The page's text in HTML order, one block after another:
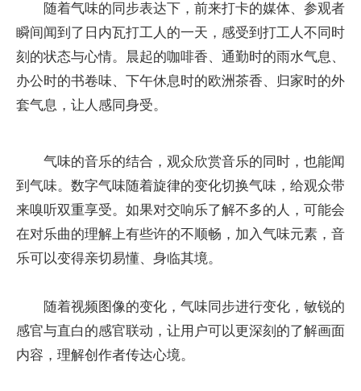
随着气味的同步表达下，前来打卡的媒体、参观者
瞬间闻到了日内瓦打工人的一天，感受到打工人不同时
刻的状态与心情。晨起的咖啡香、通勤时的雨水气息、
办公时的书卷味、下午休息时的欧洲茶香、归家时的外
套气息，让人感同身受。
气味的音乐的结合，观众欣赏音乐的同时，也能闻
到气味。数字气味随着旋律的变化切换气味，给观众带
来嗅听双重享受。如果对交响乐了解不多的人，可能会
在对乐曲的理解上有些许的不顺畅，加入气味元素，音
乐可以变得亲切易懂、身临其境。
随着视频图像的变化，气味同步进行变化，敏锐的
感官与直白的感官联动，让用户可以更深刻的了解画面
内容，理解创作者传达心境。